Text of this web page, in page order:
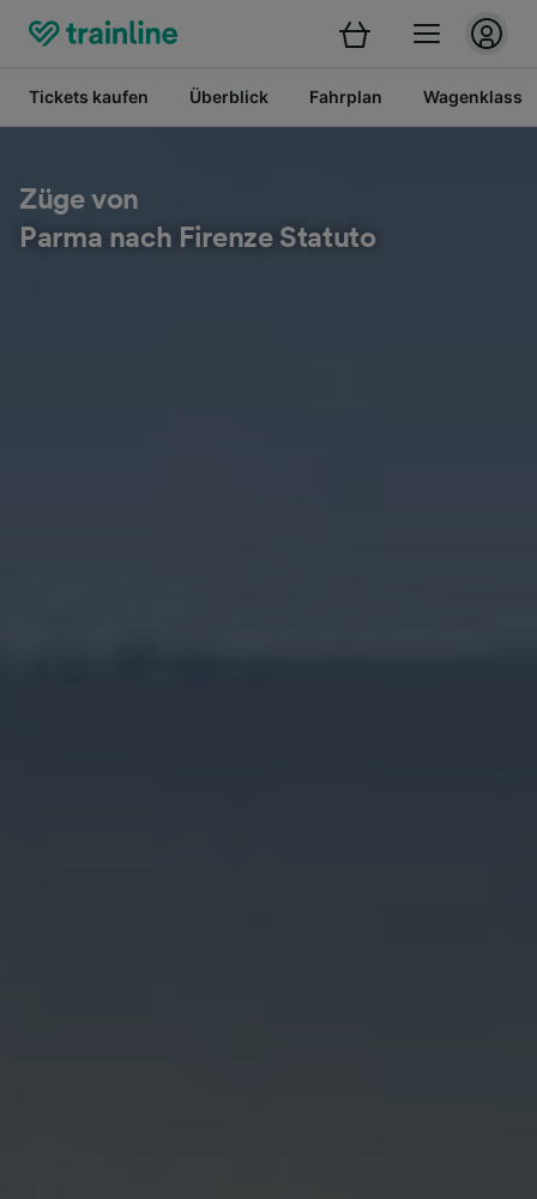
Tickets kaufen Überblick Fahrplan
Züge von
Parma nach Firenze Statuto